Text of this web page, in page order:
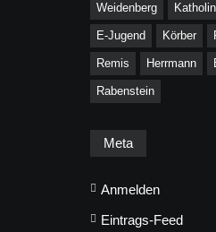
Weidenberg
E-Jugend Körber
Remis Herrmann
Rabenstein
Meta
Anmelden
Eintrags-Feed